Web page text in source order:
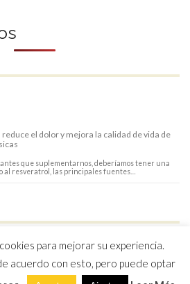
el dolor y mejora la calidad de vida de
antes que suplementarnos, deberíamos tener una
al resveratrol, las principales fuentes…
para mejorar su experiencia.
acuerdo con esto, pero puede optar